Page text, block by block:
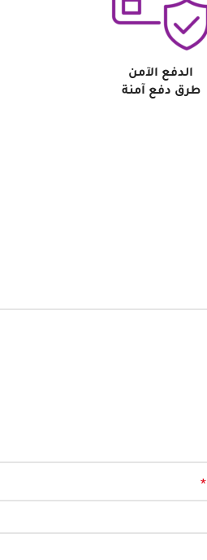
الدفع الآمن
طرق دفع آمنة
*